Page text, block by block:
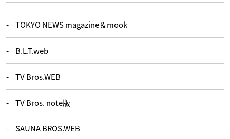
TOKYO NEWS magazine＆mook
B.L.T.web
TV Bros.WEB
TV Bros. note版
SAUNA BROS.WEB